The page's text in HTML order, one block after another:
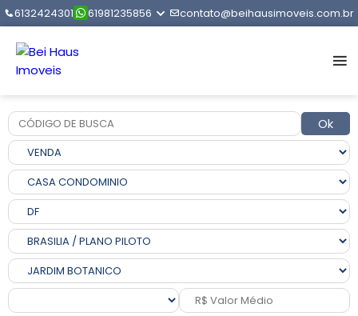
6132424301 61981235856 contato@beihausimoveis.com.br
Ok